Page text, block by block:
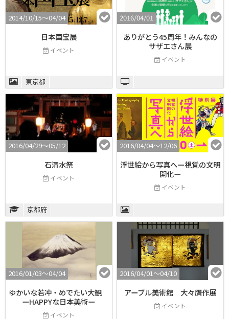
2014/10/15〜04/04
日本国宝展
イベント
東京都
2016/04/01
ありがとう45周年！みんなの
サザエさん展
イベント
2016/04/29〜05/12
石清水祭
イベント
京都府
2016/04/04〜12/06
浮世絵から写真へー視覚の文明
開化ー
イベント
2016/01/03〜04/04
ゆかいな若冲・めでたい大観
ーHAPPYな日本美術ー
イベント
2016/04/01〜04/10
アーブル美術館 大々贋作展
イベント